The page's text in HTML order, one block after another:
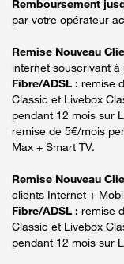
Remboursement
par votre opérateur
Remise Nouveau
internet souscrivant à
Fibre/ADSL : remise
Classic et Livebox
pendant 12 mois sur
remise de 5€/mois
Max + Smart TV.
Remise Nouveau
clients Internet +
Fibre/ADSL : remise
Classic et Livebox
pendant 12 mois sur